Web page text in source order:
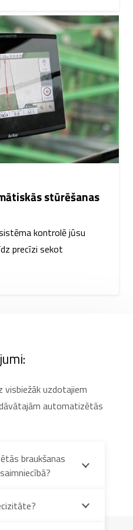
stūrēšanas
kontrolē jūsu
precīzi sekot
uzdotajiem
automatizētās
braukšanas